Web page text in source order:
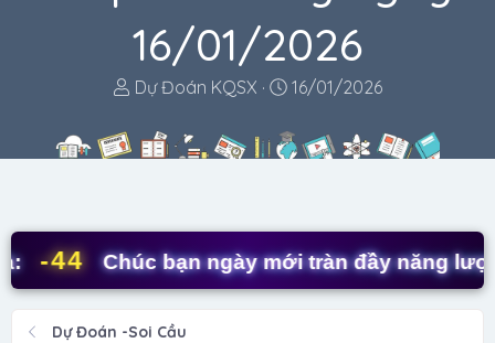
16/01/2026
T
e
s
t
a
r
t
Dự Đoán KQSX
N
à
y
i
16/01/2026
44 Chúc bạn ngày mới tràn đầy năng lượng!
Dự Đoán -Soi Cầu